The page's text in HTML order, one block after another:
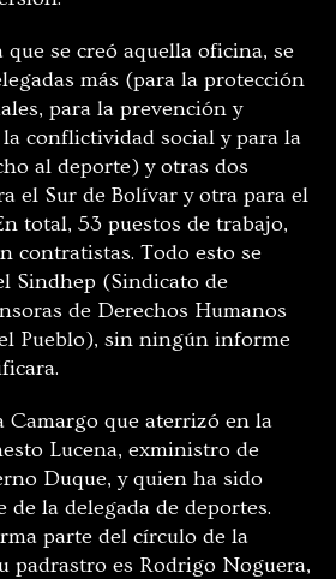
que se creó aquella oficina, se
más (para la protección
para la prevención y
conflictividad social y para la
al deporte) y otras dos
el Sur de Bolívar y otra para el
total, 53 puestos de trabajo,
contratistas. Todo esto se
Sindhep (Sindicato de
de Derechos Humanos
Pueblo), sin ningún informe
Camargo que aterrizó en la
Lucena, exministro de
Duque, y quien ha sido
la delegada de deportes.
parte del círculo de la
padrastro es Rodrigo Noguera,